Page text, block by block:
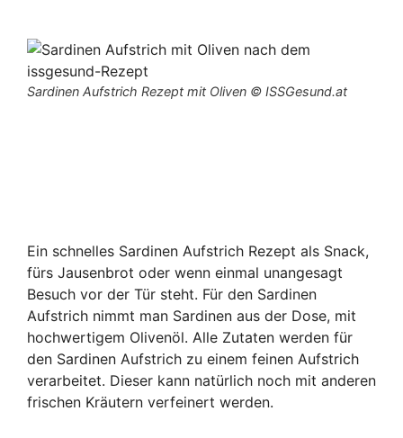
Sardinen Aufstrich Rezept mit Oliven © ISSGesund.at
Ein schnelles Sardinen Aufstrich Rezept als Snack,
fürs Jausenbrot oder wenn einmal unangesagt
Besuch vor der Tür steht. Für den Sardinen
Aufstrich nimmt man Sardinen aus der Dose, mit
hochwertigem Olivenöl. Alle Zutaten werden für
den Sardinen Aufstrich zu einem feinen Aufstrich
verarbeitet. Dieser kann natürlich noch mit anderen
frischen Kräutern verfeinert werden.